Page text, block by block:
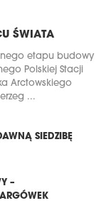
ŚWIATA
etapu budowy
Polskiej Stacji
Arctowskiego
...
SIEDZIBĘ
–